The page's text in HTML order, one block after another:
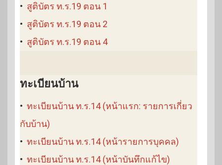
• สูติบัตร ท.ร.19 ตอน 1
• สูติบัตร ท.ร.19 ตอน 2
• สูติบัตร ท.ร.19 ตอน 4
ทะเบียนบ้าน
• ทะเบียนบ้าน ท.ร.14 (หน้าแรก: รายการเกี่ยว
กับบ้าน)
• ทะเบียนบ้าน ท.ร.14 (หน้ารายการบุคคล)
• ทะเบียนบ้าน ท.ร.14 (หน้าบันทึกแก้ไข)